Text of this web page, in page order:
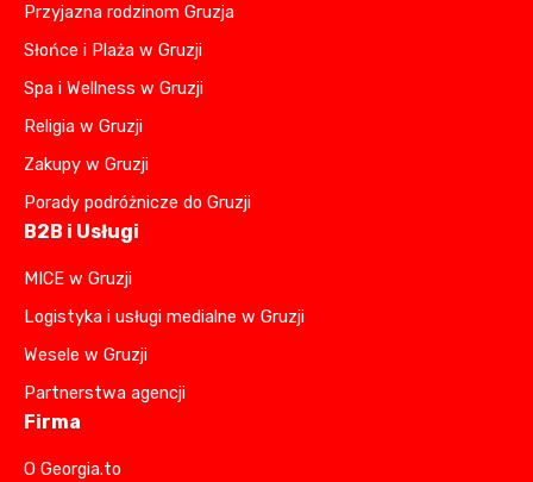
Przyjazna rodzinom Gruzja
Słońce i Plaża w Gruzji
Spa i Wellness w Gruzji
Religia w Gruzji
Zakupy w Gruzji
Porady podróżnicze do Gruzji
B2B i Usługi
MICE w Gruzji
Logistyka i usługi medialne w Gruzji
Wesele w Gruzji
Partnerstwa agencji
Firma
O Georgia.to